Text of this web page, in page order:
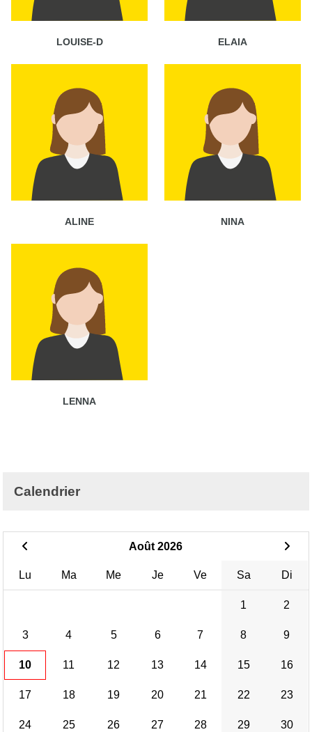
LOUISE-D ELAIA
ALINE NINA
LENNA
Calendrier
Août 2026
Lu Ma Me Je Ve Sa Di
1 2
3 4 5 6 7 8 9
10 11 12 13 14 15 16
17 18 19 20 21 22 23
24 25 26 27 28 29 30